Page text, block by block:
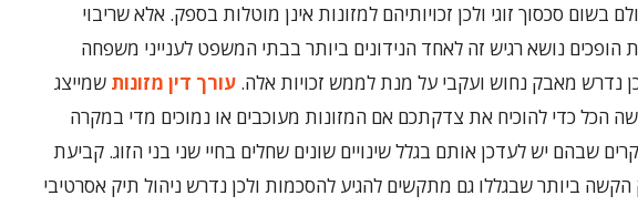
בשום סכסוך זוגי ולכן זכויותיהם למזונות אינן מוטלות בספק. אלא שריבוי
הופכים נושא רגיש זה לאחד הנידונים ביותר בבתי המשפט לענייני משפחה
נדרש מאבק נחוש ועקבי על מנת לממש זכויות אלה. עורך דין מזונות שמייצג
הכל כדי להוכיח את צדקתכם אם המזונות מעוכבים או נמוכים מדי במקרה
שבהם יש לעדכן אותם בגלל שינויים שונים שחלים בחיי שני בני הזוג. קביעת
ביותר שבגללו גם מתקשים להגיע להסכמות ולכן נדרש ניהול תיק אסרטיבי